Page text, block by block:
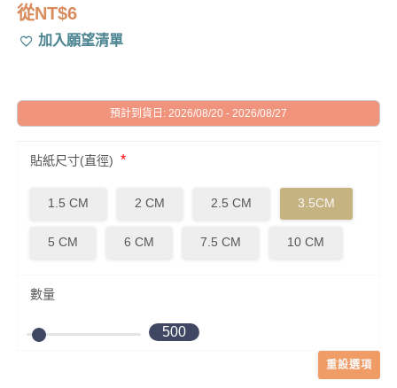
從NT$6
加入願望清單
預計到貨日: 2026/08/20 - 2026/08/27
貼紙尺寸(直徑) *
1.5 CM 2 CM 2.5 CM 3.5CM
5 CM 6 CM 7.5 CM 10 CM
數量
500
重設選項